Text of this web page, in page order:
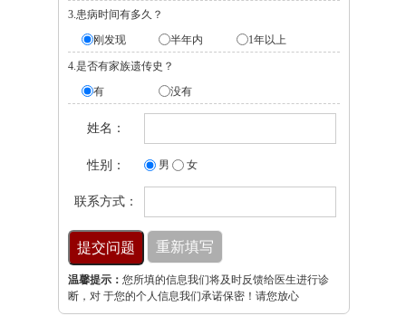
3.患病时间有多久？
刚发现
半年内 1年以上
4.是否有家族遗传史？
有
没有
姓名：
性别： 男 女
联系方式：
温馨提示： 您所填的信息我们将及时反馈给医生进行诊
断，对 于您的个人信息我们承诺保密！请您放心